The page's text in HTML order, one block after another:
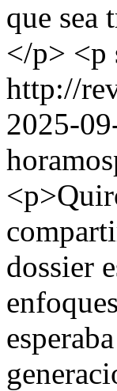
que sea
</p>
http://
2025-
dossier